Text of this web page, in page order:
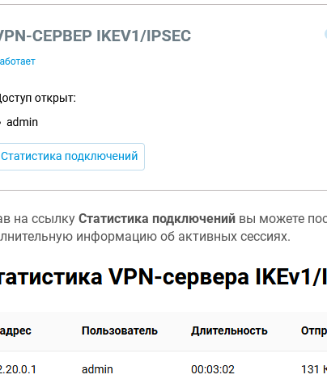
на ссылку Статистика подключенийвы можете
информацию об активных сессиях.